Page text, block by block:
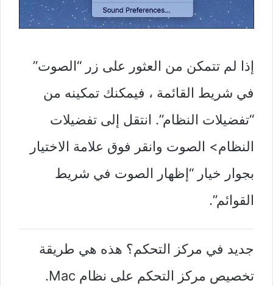
إذا لم تتمكن من العثور على زر “الصوت”
في شريط القائمة ، فيمكنك تمكينه من
“تفضيلات النظام”. انتقل إلى تفضيلات
النظام> الصوت وانقر فوق علامة الاختيار
بجوار خيار “إظهار الصوت في شريط
القوائم”.
جديد في مركز التحكم؟ هذه هي طريقة
تخصيص مركز التحكم على نظام Mac.